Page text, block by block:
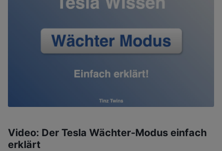
Video: Der Tesla Wächter-Modus einfach
erklärt